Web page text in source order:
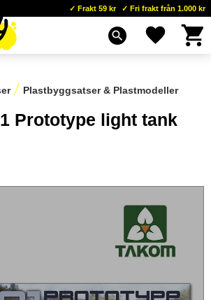
Frakt 59 kr Fri frakt från 1.000 kr
search Favoriter
Plastbyggsatser & Plastmodeller
Prototype light tank